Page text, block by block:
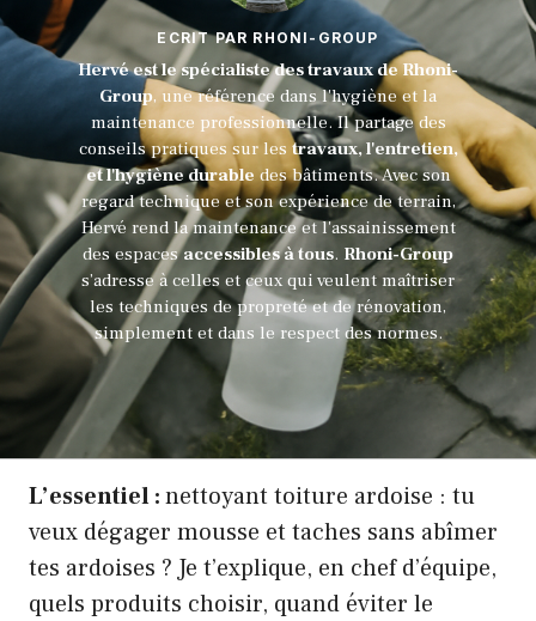
ECRIT PAR RHONI-GROUP
Hervé est le spécialiste des travaux de Rhoni-
Group, une référence dans l'hygiène et la
maintenance professionnelle. Il partage des
conseils pratiques sur les travaux, l'entretien,
et l'hygiène durabledes bâtiments. Avec son
regard technique et son expérience de terrain,
Hervé rend la maintenance et l'assainissement
des espacesaccessibles à tous. Rhoni-Group
s’adresse à celles et ceux qui veulent maîtriser
les techniques de propreté et de rénovation,
simplement et dans le respect des normes.
L’essentiel :nettoyant toiture ardoise : tu
veux dégager mousse et taches sans abîmer
tes ardoises ? Je t’explique, en chef d’équipe,
quels produits choisir, quand éviter le